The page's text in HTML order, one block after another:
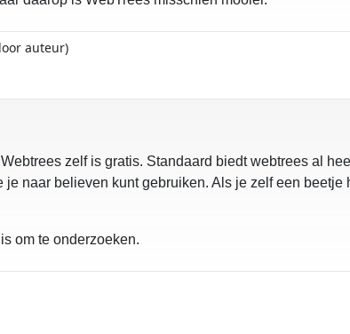
auteur)
zelf is gratis. Standaard biedt webtrees al
naar believen kunt gebruiken. Als je zelf een beetje
om te onderzoeken.